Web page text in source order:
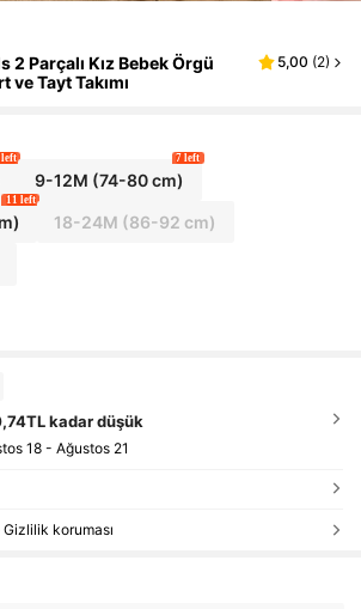
2 Parçalı Kız Bebek Örgü
Tayt Takımı
5,00 (2)
left
9-12M (74-80 cm)
7 left
11 left
18-24M (86-92 cm)
kadar düşük
18 - Ağustos 21
koruması